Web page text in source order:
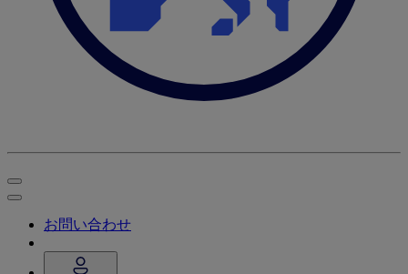
お問い合わせ